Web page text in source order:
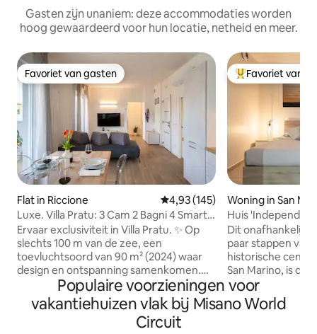
Gasten zijn unaniem: deze accommodaties worden
hoog gewaardeerd voor hun locatie, netheid en meer.
Favoriet van gasten
Favoriet van gasten
Flat in Riccione Gemiddelde beoordeling van
4,93 (145)
Luxe. Villa Pratu: 3 Cam 2 Bagni 4 Smart
TV + AC
Ervaar exclusiviteit in Villa Pratu. ✨ Op
slechts 100 m van de zee, een
toevluchtsoord van 90 m² (2024) waar
design en ontspanning samenkomen.
Het hart van het huis is de woonkamer:
ontspan op een extra grote bank voor
de 55 inch 4K Smart TV🎬, ideaal na de
Topfavoriet van
Favoriet van
Woning in San
Huis
historische
Dit
paar stappen
historische
San Marino, is de
diegenen die op
ontspanning,
adembenemend
Populaire voorzieningen voor
vakantiehuizen vlak bij Misano World
Circuit